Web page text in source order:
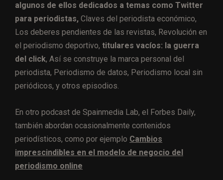
algunos de ellos dedicados a temas como Twitter
para periodistas, Claves del periodista económico,
Los deberes pendientes de las revistas, Revolución en
el periodismo deportivo, titulares vacíos: la guerra
del click, Así se construye la marca personal del
periodista, Periodismo de datos, Periodismo local sin
periódicos, y otros episodios.
En otro podcast de Spainmedia Lab, el Forbes Daily,
también abordan ocasionalmente contenidos
periodísticos, como por ejemplo Cambios
imprescindibles en el modelo de negocio del
periodismo online